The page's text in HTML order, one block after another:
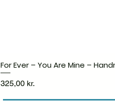
For Ever – You Are Mine –
Pris
325,00 kr.